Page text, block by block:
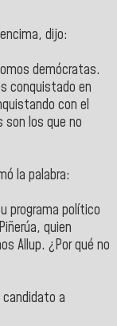
dijo:
demócratas.
conquistado en
con el
son los que no
la palabra:
programa político
quien
Allup. ¿Por qué no
candidato a